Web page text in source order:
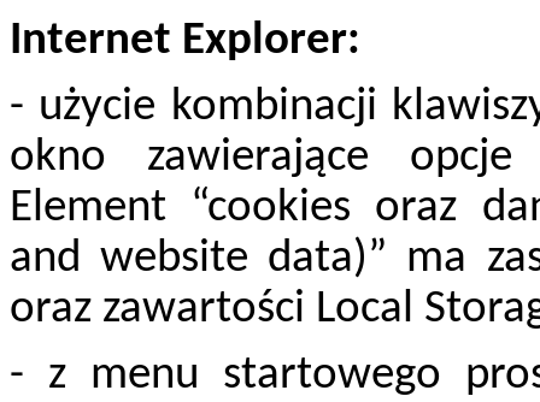
Internet Explorer:
- użycie kombinacji
okno zawierające opcje
Element “cookies oraz
and website data)” ma
oraz zawartości Local
- z menu startowego